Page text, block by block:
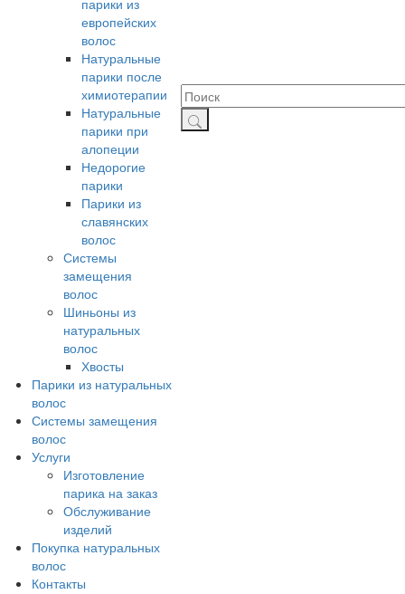
парики из
европейских
волос
Натуральные
парики после
химиотерапии
Натуральные
парики при
алопеции
Недорогие
парики
Парики из
славянских
волос
Системы
замещения
волос
Шиньоны из
натуральных
волос
Хвосты
Парики из натуральных
волос
Системы замещения
волос
Услуги
Изготовление
парика на заказ
Обслуживание
изделий
Покупка натуральных
волос
Контакты